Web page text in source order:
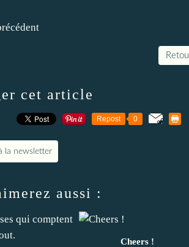
cet article
Repost 0
la newsletter
aussi :
Cheers !